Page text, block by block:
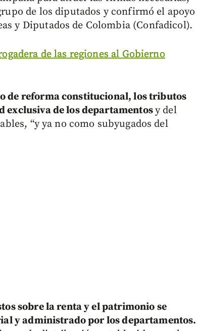
de los diputados y confirmó el apoyo
y Diputados de Colombia (Confadicol).
de las regiones al Gobierno
de reforma constitucional, los tributos
exclusiva de los departamentosy del
“y ya no como subyugados del
sobre la renta y el patrimonio se
y administrado por los departamentos.